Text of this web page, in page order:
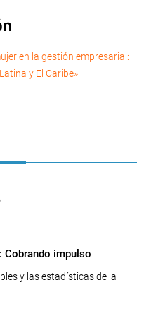
en la gestión empresarial:
y El Caribe»
Cobrando impulso
y las estadísticas de la